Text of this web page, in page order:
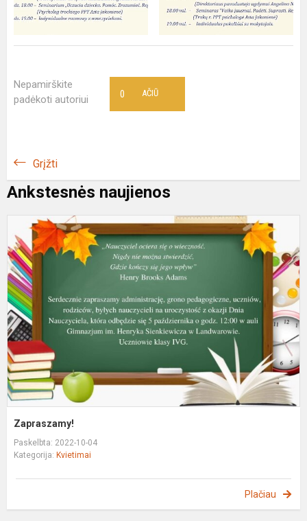
Nepamirškite
padėkoti autoriui
AČIŪ
0
Grįžti
Ankstesnės naujienos
Zapraszamy!
Paskelbta: 2022-10-04
Kategorija: Kvietimai
Plačiau